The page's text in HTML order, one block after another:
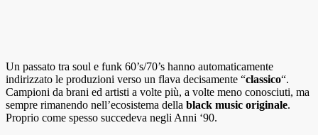
Un passato tra soul e funk 60’s/70’s hanno automaticamente
indirizzato le produzioni verso un flava decisamente “classico“.
Campioni da brani ed artisti a volte più, a volte meno conosciuti, ma
sempre rimanendo nell’ecosistema della black music originale.
Proprio come spesso succedeva negli Anni ‘90.